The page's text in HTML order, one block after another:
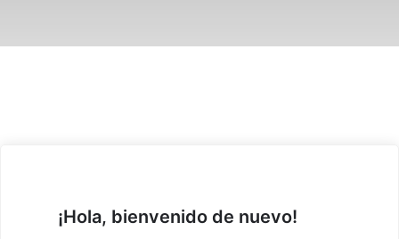
¡Hola, bienvenido de nuevo!